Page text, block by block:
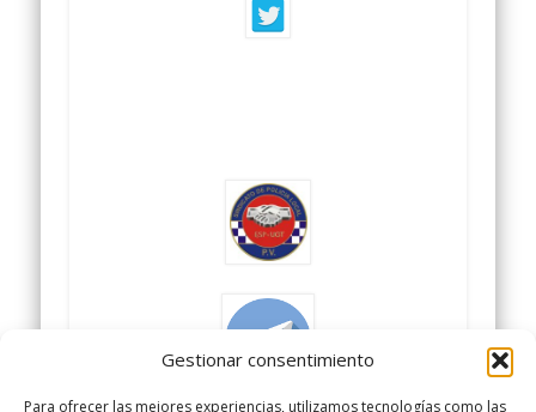
Gestionar consentimiento
Para ofrecer las mejores experiencias, utilizamos tecnologías como las